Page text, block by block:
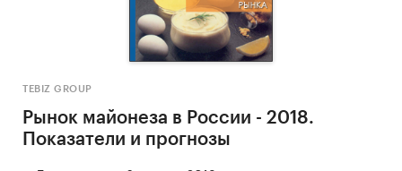
TEBIZ GROUP
Рынок майонеза в России - 2018.
Показатели и прогнозы